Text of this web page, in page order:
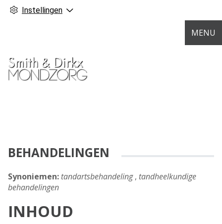
Instellingen
MENU
BEHANDELINGEN
Synoniemen: tandartsbehandeling, tandheelkundige
behandelingen
INHOUD